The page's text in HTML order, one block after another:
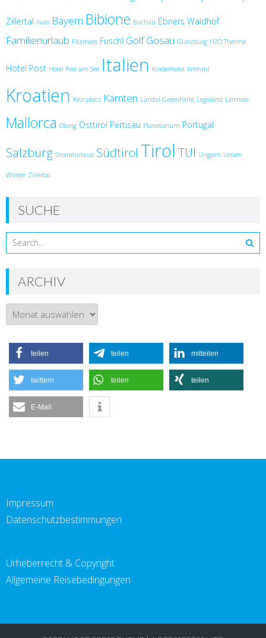
Zillertal Auto Bayern Bibione Buchau Ebners Waldhof
Familienurlaub Filzmoos Fuschl Golf Gosau Günzburg H2O Therme
Hotel Post Hotel Post am See Italien Kinderhotel Krimml
Kroatien Kronplatz Kärnten Landal GreenParks Legoland Lermoos
Mallorca Olang Osttirol Pertisau Planetarium Portugal
Salzburg Strandurlaub Südtirol Tirol TUI Ungarn Unken
Winter Zillertal
SUCHE
ARCHIV
Archiv
teilen teilen mitteilen
twittern teilen teilen
E-Mail
Impressum
Datenschutzbestimmungen
Urheberrecht & Copyright
Allgemeine Reisebedingungen